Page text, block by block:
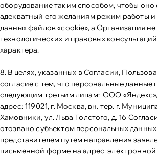
оборудование таким способом, чтобы оно
адекватный его желаниям режим работы
данных файлов «cookie», а Организация не
технологических и правовых
характера.
8. В целях, указанных в Согласии,
согласие с тем, что персональные данные
следующим третьим лицам: ООО
адрес: 119021, г. Москва, вн. тер. г.
Хамовники, ул. Льва Толстого, д. 16
отозвано субъектом персональных данных
представителем путем направления
письменной форме на адрес электронной